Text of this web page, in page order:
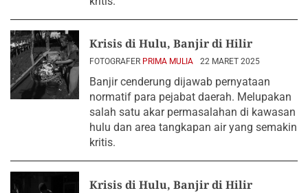
Krisis di Hulu, Banjir di Hilir
FOTOGRAFER PRIMA MULIA 22 MARET 2025
Banjir cenderung dijawab pernyataan
normatif para pejabat daerah. Melupakan
salah satu akar permasalahan di kawasan
hulu dan area tangkapan air yang semakin
kritis.
Krisis di Hulu, Banjir di Hilir